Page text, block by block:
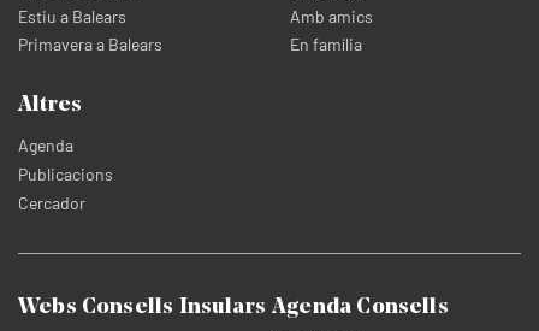
Estiu a Balears
Primavera a Balears
Amb amics
En família
Altres
Agenda
Publicacions
Cercador
Webs Consells Insulars Agenda Consells